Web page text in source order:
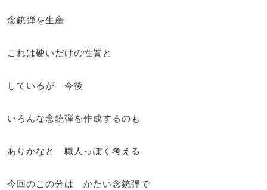
念銃弾を生産
これは硬いだけの性質と
しているが 今後
いろんな念銃弾を作成するのも
ありかなと 職人っぽく考える
今回のこの分は かたい念銃弾で